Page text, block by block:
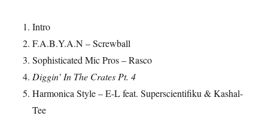
Intro
F.A.B.Y.A.N – Screwball
Sophisticated Mic Pros – Rasco
Diggin’ In The Crates Pt. 4
Harmonica Style – E-L feat. Superscientifiku & Kashal-
Tee